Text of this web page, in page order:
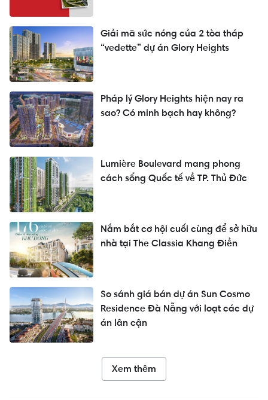
Giải mã sức nóng của 2 tòa tháp
“vedette” dự án Glory Heights
Pháp lý Glory Heights hiện nay ra
sao? Có minh bạch hay không?
Lumière Boulevard mang phong
cách sống Quốc tế về TP. Thủ Đức
Nắm bắt cơ hội cuối cùng để sở hữu
nhà tại The Classia Khang Điền
So sánh giá bán dự án Sun Cosmo
Residence Đà Nẵng với loạt các dự
án lân cận
Xem thêm